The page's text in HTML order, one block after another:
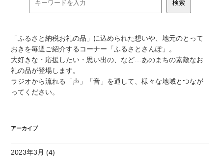
「ふるさと納税お礼の品」に込められた想いや、地元のとって
おきを毎週ご紹介するコーナー「ふるさとさんぽ」。
大好きな・応援したい・思い出の、など…あのまちの素敵なお
礼の品が登場します。
ラジオから流れる「声」「音」を通して、様々な地域とつなが
ってください。
アーカイブ
2023年3月 (4)